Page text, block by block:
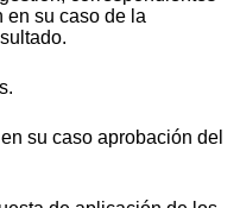
en su caso de la
su caso aprobación del